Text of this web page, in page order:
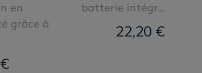
en
grâce à
batterie intégr...
22,20 €